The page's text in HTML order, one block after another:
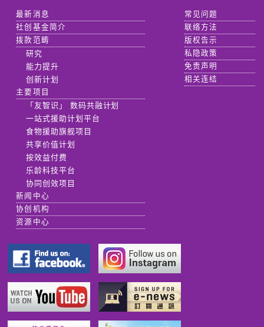
最新消息
社创基金简介
拨款范畴
研究
能力提升
创新计划
主要项目
「友智识」 数码共融计划
一站式援助计划平台
食物援助旗舰项目
共享价值计划
按效益付费
乐龄科技平台
协同创效项目
新闻中心
协创机构
资源中心
常见问题
联络方法
版权告示
私隐政策
免责声明
相关连结